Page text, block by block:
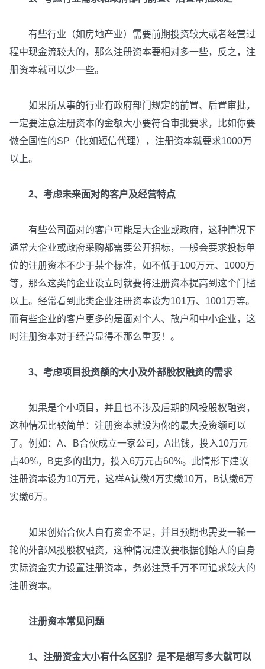
有些行业（如房地产业）需要前期投资较大或者经营过
程中现金流较大的，那么注册资本要相对多一些，反之，注
册资本就可以少一些。
如果所从事的行业有政府部门规定的前置、后置审批，
一定要注意注册资本的金额大小要符合审批要求，比如你要
做全国性的SP（比如短信代理），注册资本就要求1000万
以上。
2、考虑未来面对的客户及经营特点
有些公司面对的客户可能是大企业或政府，这种情况下
通常大企业或政府采购都需要公开招标，一般会要求投标单
位的注册资本不少于某个标准，如不低于100万元、1000万
等，那么这类的企业设立时就要将注册资本提高到这个门槛
以上。经常看到此类企业注册资本设为101万、1001万等。
而有些企业的客户更多的是面对个人、散户和中小企业，这
时注册资本对于经营显得不那么重要！。
3、考虑项目投资额的大小及外部股权融资的需求
如果是个小项目，并且也不涉及后期的风投股权融资，
这种情况比较简单：注册资本就设为你的最大投资额可以
了。例如：A、B合伙成立一家公司，A出钱，投入10万元
占40%，B更多的出力，投入6万元占60%。此情形下建议
注册资本设为10万元，这样A认缴4万实缴10万，B认缴6万
实缴6万。
如果创始合伙人自有资金不足，并且预期也需要一轮一
轮的外部风投股权融资，这种情况建议要根据创始人的自身
实际资金实力设置注册资本，务必注意千万不可追求较大的
注册资本。
注册资本常见问题
1、注册资金大小有什么区别？是不是想写多大就可以